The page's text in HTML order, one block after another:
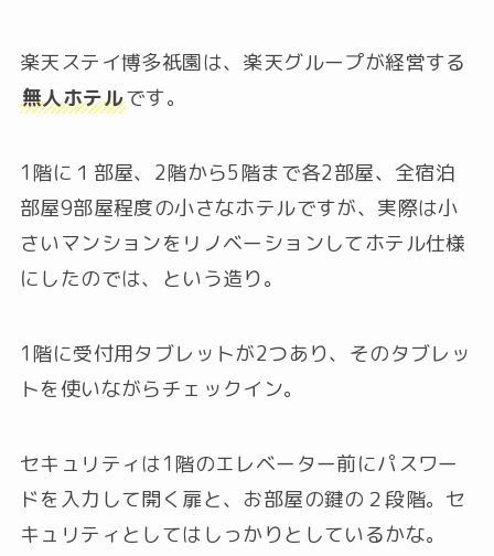
楽天ステイ博多祇園は、楽天グループが経営する
無人ホテルです。
1階に１部屋、2階から5階まで各2部屋、全宿泊
部屋9部屋程度の小さなホテルですが、実際は小
さいマンションをリノベーションしてホテル仕様
にしたのでは、という造り。
1階に受付用タブレットが2つあり、そのタブレッ
トを使いながらチェックイン。
セキュリティは1階のエレベーター前にパスワー
ドを入力して開く扉と、お部屋の鍵の２段階。セ
キュリティとしてはしっかりとしているかな。